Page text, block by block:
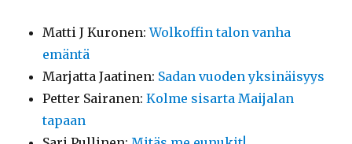
Matti J Kuronen:Wolkoffin talon vanha
emäntä
Marjatta Jaatinen: Sadan vuoden yksinäisyys
Petter Sairanen:Kolme sisarta Maijalan
tapaan